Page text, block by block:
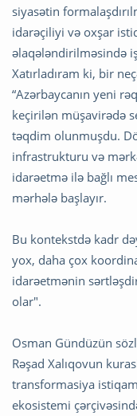
siyasətin
idarəçiliyi və oxşar
əlaqələndirilməsində
Xatırladıram ki, bir
“Azərbaycanın yeni
keçirilən müşavirədə
təqdim olunmuşdu.
infrastrukturu və
idarəetmə ilə bağlı
mərhələ başlayır.
Bu kontekstdə kadr
yox, daha çox
idarəetmənin
olar".
Osman Gündüzün
Rəşad Xalıqovun
transformasiya
ekosistemi